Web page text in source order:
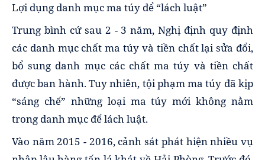
Lợi dụng danh mục ma túy để “lách luật”
Trung bình cứ sau 2 - 3 năm, Nghị định quy định
các danh mục chất ma túy và tiền chất lại sửa đổi,
bổ sung danh mục các chất ma túy và tiền chất
được ban hành. Tuy nhiên, tội phạm ma túy đã kịp
“sáng chế” những loại ma túy mới không nằm
trong danh mục để lách luật.
Vào năm 2015 - 2016, cảnh sát phát hiện nhiều vụ